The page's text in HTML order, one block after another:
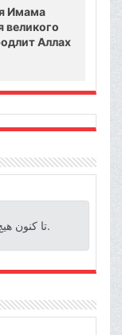
Имама
великого
Аллах
تا کنون هیچ نظری برای این مطلب درج نشده است.